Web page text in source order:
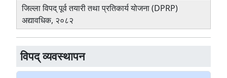
विपद् व्यवस्थापन
जिल्ला विपद् पूर्व तयारी तथा प्रतिकार्य योजना (DPRP)
अद्यावधिक, २०८२